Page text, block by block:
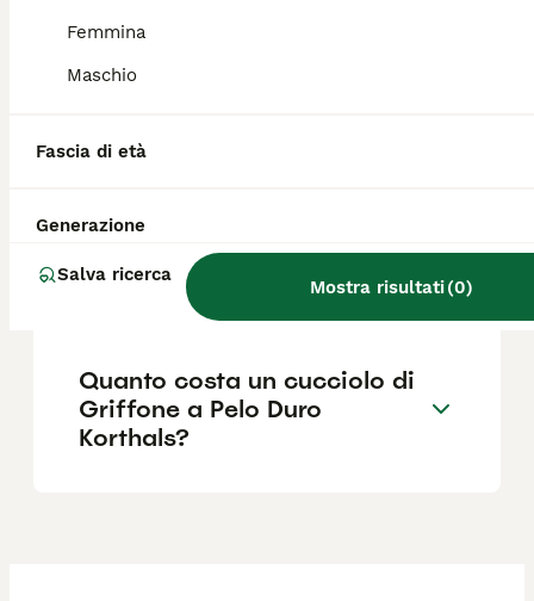
Femmina
Maschio
Fascia di età
Generazione
Salva ricerca
Mostra risultati(0)
soprattutto in situazioni nuove.
Griffone di Bruxelles?
Qual è il carattere del
Griffone a pelo duro
Korthals?
Quanto costa un cucciolo di
Griffone a Pelo Duro
Korthals?